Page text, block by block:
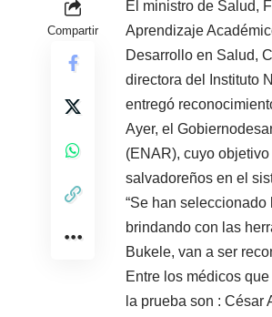
Compartir
El ministro de Salud,
Aprendizaje
Desarrollo en Salud,
directora del Instituto
entregó
Ayer, el
(ENAR), cuyo
salvadoreños en el
“Se han
brindando con las
Bukele, van a ser
Entre los médicos
la prueba son : César